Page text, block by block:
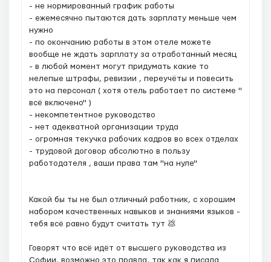
- не нормированный график работы
- ежемесячно пытаются дать зарплату меньше чем
нужно
- по окончанию работы в этом отеле можете
вообще не ждать зарплату за отработанный месяц
- в любой момент могут придумать какие то
нелепые штрафы, ревизии , переучёты и повесить
это на персонал ( хотя отель работает по системе "
всё включено" )
- некомпетентное руководство
- нет адекватной организации труда
- огромная текучка рабочих кадров во всех отделах
- трудовой договор абсолютно в пользу
работодателя , ваши права там "на нуле"
Какой бы ты не был отличный работник, с хорошим
набором качественных навыков и знаниями языков -
тебя всё равно будут считать тут 💩
Говорят что всё идёт от высшего руководства из
Софии, возможно это правда, так как я писала